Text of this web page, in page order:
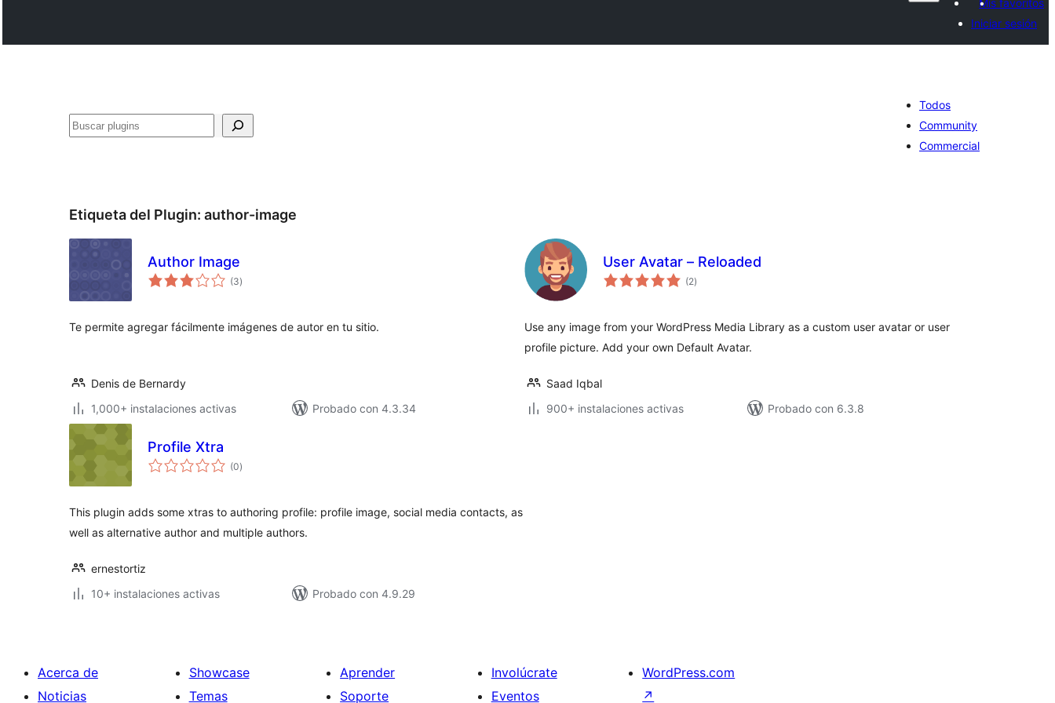
Mis favoritos
Iniciar sesión
Buscar
Todos
Community
Commercial
Etiqueta del Plugin: author-image
Author Image
(3evaluación
total
)
Te permite agregar fácilmente imágenes de autor en tu sitio.
Denis de Bernardy
1,000+ instalaciones activas
Probado con 4.3.34
User Avatar – Reloaded
(2evaluación
total
)
Use any image from your WordPress Media Library as a custom user avatar or user
profile picture. Add your own Default Avatar.
Saad Iqbal
900+ instalaciones activas
Probado con 6.3.8
Profile Xtra
(0evaluación
total
)
This plugin adds some xtras to authoring profile: profile image, social media contacts, as
well as alternative author and multiple authors.
ernestortiz
10+ instalaciones activas
Probado con 4.9.29
Acerca de
Noticias
Showcase
Temas
Aprender
Soporte
Involúcrate
Eventos
WordPress.com
↗